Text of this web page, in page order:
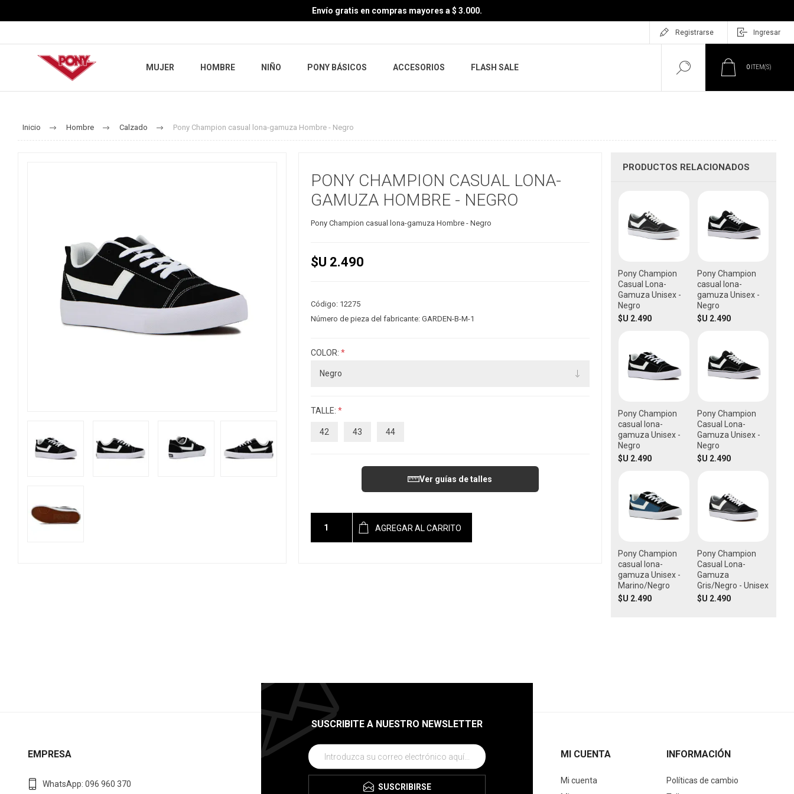
Envío gratis en compras mayores a $ 3.000.
Registrarse Ingresar
MUJER HOMBRE NIÑO PONY BÁSICOS ACCESORIOS FLASH SALE 0 ITEM(S)
Inicio Hombre Calzado Pony Champion casual lona-gamuza Hombre - Negro
PONY CHAMPION CASUAL LONA-
GAMUZA HOMBRE - NEGRO
Pony Champion casual lona-gamuza Hombre - Negro
$U 2.490
Código: 12275
Número de pieza del fabricante: GARDEN-B-M-1
COLOR: *
TALLE: *
42 43 44
Ver guías de talles
AGREGAR AL CARRITO
PRODUCTOS RELACIONADOS
Pony Champion
Casual Lona-
Gamuza Unisex -
Negro
$U 2.490
Pony Champion
casual lona-
gamuza Unisex -
Negro
$U 2.490
Pony Champion
casual lona-
gamuza Unisex -
Negro
$U 2.490
Pony Champion
Casual Lona-
Gamuza Unisex -
Negro
$U 2.490
Pony Champion
casual lona-
gamuza Unisex -
Marino/Negro
$U 2.490
Pony Champion
Casual Lona-
Gamuza
Gris/Negro - Unisex
$U 2.490
SUSCRIBITE A NUESTRO NEWSLETTER
SUSCRIBIRSE
EMPRESA
WhatsApp: 096 960 370
MI CUENTA
Mi cuenta
INFORMACIÓN
Políticas de cambio